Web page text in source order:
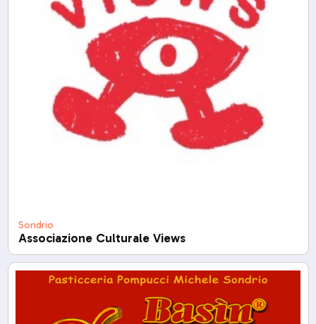
Sondrio
Associazione Culturale Views